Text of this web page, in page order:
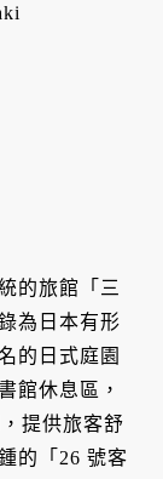
的旅館「三
為日本有形
的日式庭園
館休息區，
提供旅客舒
的「26 號客